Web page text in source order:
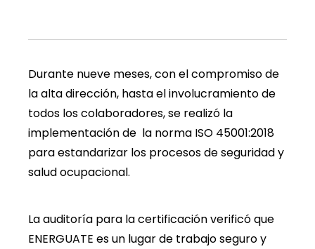
Durante nueve meses, con el compromiso de
la alta dirección, hasta el involucramiento de
todos los colaboradores, se realizó la
implementación de la norma ISO 45001:2018
para estandarizar los procesos de seguridad y
salud ocupacional.
La auditoría para la certificación verificó que
ENERGUATE es un lugar de trabajo seguro y